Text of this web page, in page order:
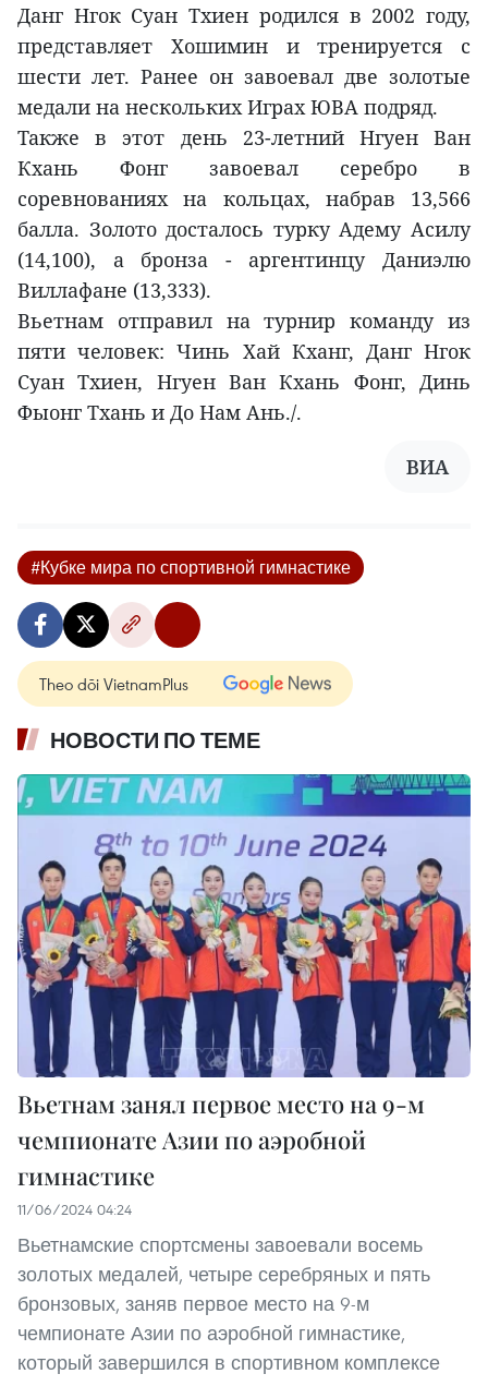
Данг Нгок Суан Тхиен родился в 2002 году,
представляет Хошимин и тренируется с
шести лет. Ранее он завоевал две золотые
медали на нескольких Играх ЮВА подряд.
Также в этот день 23-летний Нгуен Ван
Кхань Фонг завоевал серебро в
соревнованиях на кольцах, набрав 13,566
балла. Золото досталось турку Адему Асилу
(14,100), а бронза - аргентинцу Даниэлю
Виллафане (13,333).
Вьетнам отправил на турнир команду из
пяти человек: Чинь Хай Кханг, Данг Нгок
Суан Тхиен, Нгуен Ван Кхань Фонг, Динь
Фыонг Тхань и До Нам Ань./.
ВИА
#Кубке мира по спортивной гимнастике
Theo dõi VietnamPlus
НОВОСТИ ПО ТЕМЕ
Вьетнам занял первое место на 9-м
чемпионате Азии по аэробной
гимнастике
11/06/2024 04:24
Вьетнамские спортсмены завоевали восемь
золотых медалей, четыре серебряных и пять
бронзовых, заняв первое место на 9-м
чемпионате Азии по аэробной гимнастике,
который завершился в спортивном комплексе